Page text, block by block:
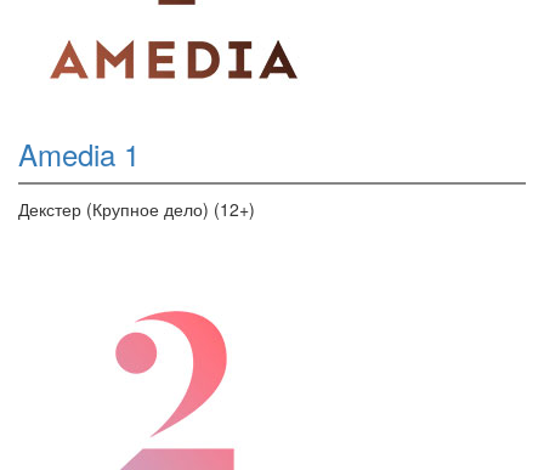
Amedia 1
Декстер (Крупное дело) (12+)